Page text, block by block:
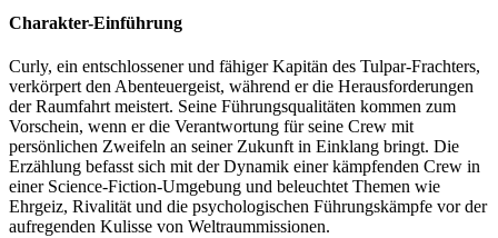
Charakter-Einführung
Curly, ein entschlossener und fähiger Kapitän des Tulpar-Frachters,
verkörpert den Abenteuergeist, während er die Herausforderungen
der Raumfahrt meistert. Seine Führungsqualitäten kommen zum
Vorschein, wenn er die Verantwortung für seine Crew mit
persönlichen Zweifeln an seiner Zukunft in Einklang bringt. Die
Erzählung befasst sich mit der Dynamik einer kämpfenden Crew in
einer Science-Fiction-Umgebung und beleuchtet Themen wie
Ehrgeiz, Rivalität und die psychologischen Führungskämpfe vor der
aufregenden Kulisse von Weltraummissionen.